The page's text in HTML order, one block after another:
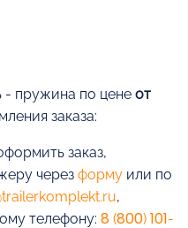
- пружина по цене от
заказа:
заказ,
через форму или по
,
телефону: 8 (800) 101-